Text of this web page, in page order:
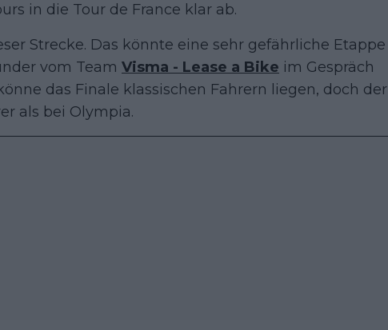
in die Tour de France klar ab.
Strecke. Das könnte eine sehr gefährliche Etappe
vom Team Visma - Lease a Bike im Gespräch
das Finale klassischen Fahrern liegen, doch der
als bei Olympia.